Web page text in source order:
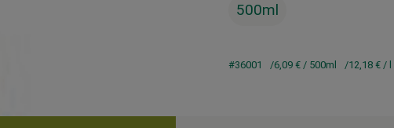
500ml
#36001 6,09 € / 500ml 12,18 € / l